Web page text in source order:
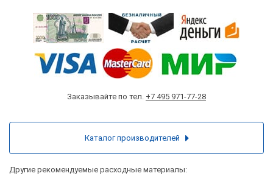
Заказывайте по тел. +7 495 971-77-28
Другие рекомендуемые расходные материалы: